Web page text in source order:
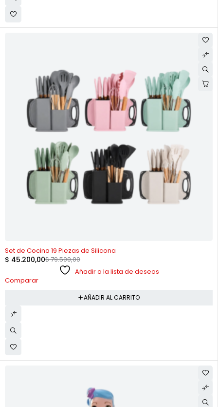
-43%
Set de Cocina 19 Piezas de Silicona
$79.500,00
$ 45.200,00
Añadir a la lista de deseos
Comparar
AÑADIR AL CARRITO